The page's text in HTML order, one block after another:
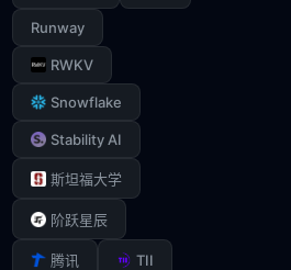
Runway
RWKV
Snowflake
Stability AI
斯坦福大学
阶跃星辰
腾讯 TII